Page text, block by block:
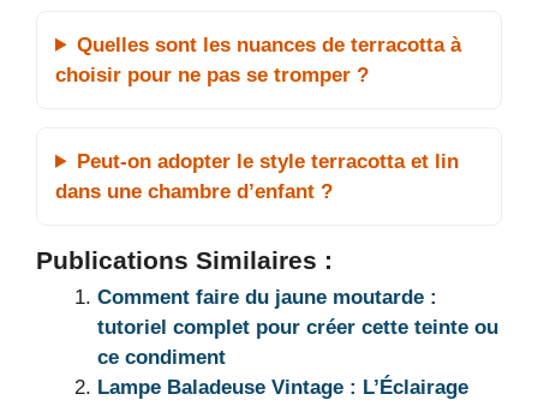
Quelles sont les nuances de terracotta à
choisir pour ne pas se tromper ?
Peut-on adopter le style terracotta et lin
dans une chambre d’enfant ?
Publications Similaires :
Comment faire du jaune moutarde :
tutoriel complet pour créer cette teinte ou
ce condiment
Lampe Baladeuse Vintage : L’Éclairage